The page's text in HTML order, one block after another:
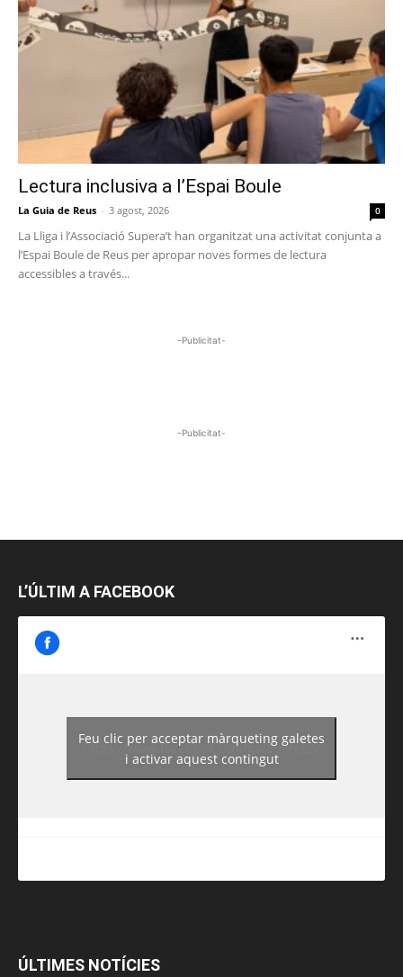
Lectura inclusiva a l’Espai Boule
La Guia de Reus - 3 agost, 2026 0
La Lliga i l’Associació Supera’t han organitzat una activitat conjunta a
l’Espai Boule de Reus per apropar noves formes de lectura
accessibles a través...
-Publicitat-
-Publicitat-
L’ÚLTIM A FACEBOOK
https://www.facebook.com/guiadereus/
Feu clic per acceptar màrqueting galetes
i activar aquest contingut
ÚLTIMES NOTÍCIES